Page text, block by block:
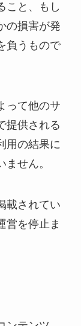
こと、もし
の損害が発
負うもので
って他のサ
提供される
用の結果に
せん。
載されてい
営を停止ま